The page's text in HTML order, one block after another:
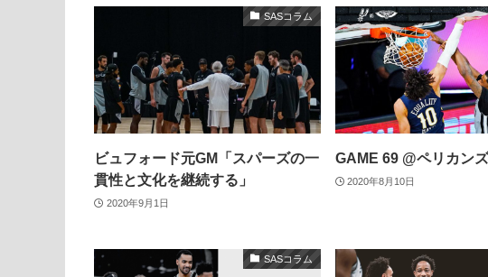
SASコラム
ビュフォード元GM「スパーズの一
貫性と文化を継続する」
2020年9月1日
GAME 69 @ペリカンズ
2020年8月10日
SASコラム